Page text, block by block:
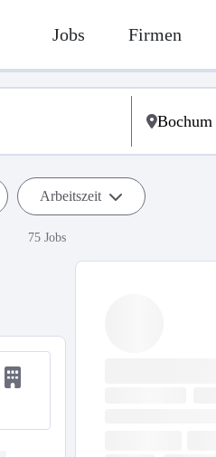
Jobs Firmen
Arbeitszeit
75 Jobs